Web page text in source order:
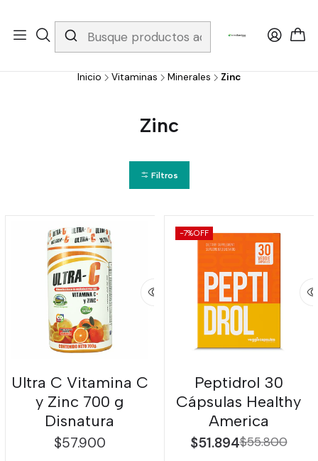
Whatsapp 3229079958/ Fijo 6019251796 / Envios a todo el país y
gratis apartir de 199.000!
Inicio Vitaminas Minerales Zinc
Zinc
Filtros
Ultra C Vitamina C
y Zinc 700 g
Disnatura
$57.900
-7%OFF
Peptidrol 30
Cápsulas Healthy
America
$51.894$55.800